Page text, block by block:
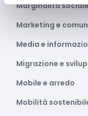
Marginalità
Marketing e
Media e
Migrazione e
Mobile e arredo
Mobilità